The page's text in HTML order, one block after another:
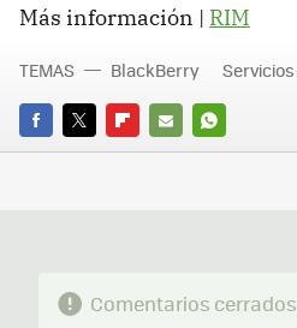
Más información | RIM
FACEBOOK
TWITTERFLIPBOARD
E-
WHATSAPP
TEMAS BlackBerry Servicios
Comentarios cerrados